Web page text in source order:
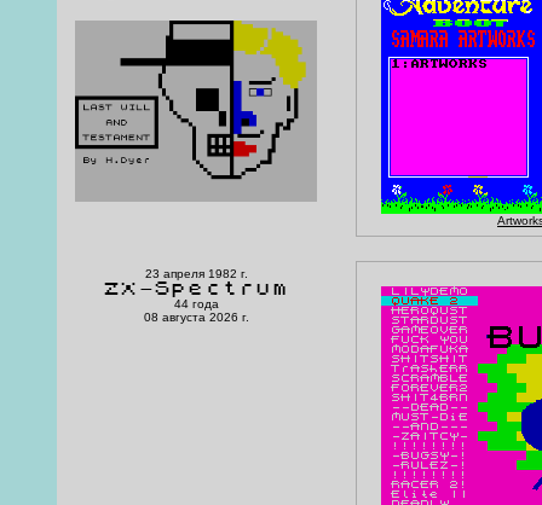
23 апреля 1982 г.
ZX-Spectrum
44 года
08 августа 2026 г.